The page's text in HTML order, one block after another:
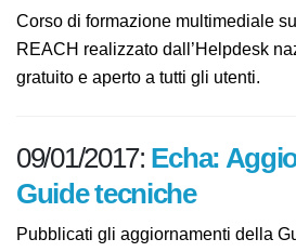
Corso di formazione multimediale
REACH realizzato dall’Helpdesk
gratuito e aperto a tutti gli utenti.
09/01/2017: Echa:
Guide tecniche
Pubblicati gli aggiornamenti della